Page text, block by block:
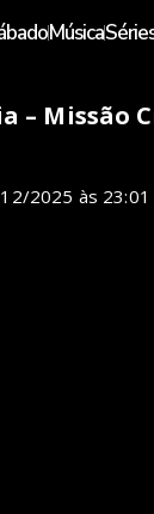
Música
– Missão
2025 às 23:01